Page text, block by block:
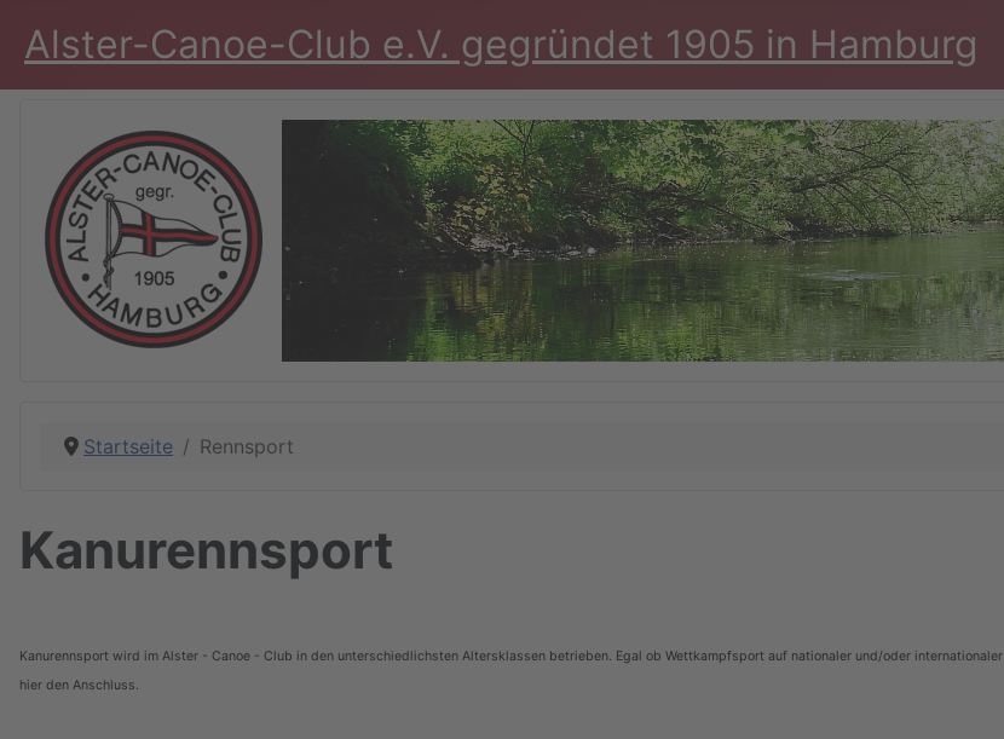
Alster-Canoe-Club e.V. gegründet 1905 in Hamburg
Startseite Rennsport
Kanurennsport
Kanurennsport wird im Alster - Canoe - Club in den unterschiedlichsten Altersklassen betrieben. Egal ob Wettkampfsport auf nationaler und/oder
hier den Anschluss.